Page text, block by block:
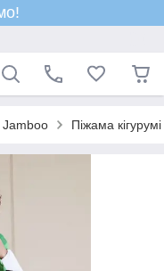
Jamboo Піжама